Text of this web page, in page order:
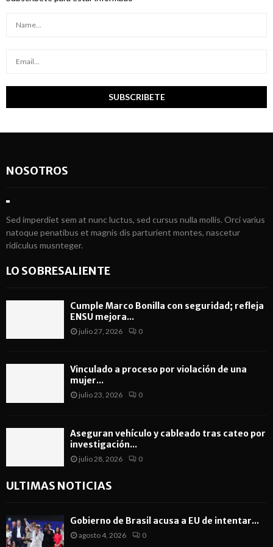
NOSOTROS
Sed imperdiet sem at nunc luctus, sed cursus nulla mollis. Orci varius
natoque penatibus et magnis dis parturient montes, nascetur
ridiculus musnteger.
LO SOBRESALIENTE
Cumple Marco Bonilla con seguridad; refleja
ENSU mejora...
julio 27, 2026 0
Vinculado a proceso por violación de una
mujer...
julio 23, 2026 0
Aseguran vehículo y cableado tras cateo por
investigación...
julio 28, 2026 0
ULTIMAS NOTICIAS
Gobierno de Brasil acusa a EU de intentar...
agosto 4, 2026 0